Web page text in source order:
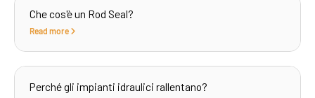
Che cos'è un Rod Seal?
Read more
Perché gli impianti idraulici rallentano?